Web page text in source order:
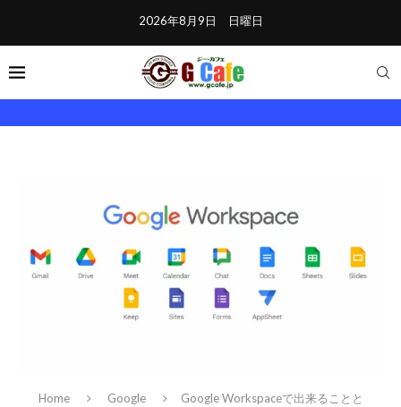
2026年8月9日 日曜日
Home Google
Google Workspaceで出来ることと